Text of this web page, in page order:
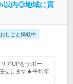
以内◎地域に貢
しごと掲載中
アUPをサポー
せします★平均年